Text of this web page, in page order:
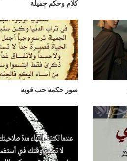
كلام وحكم جميلة
صور حكمه حب قويه